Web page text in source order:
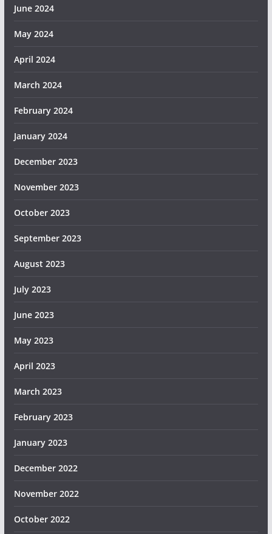
June 2024
May 2024
April 2024
March 2024
February 2024
January 2024
December 2023
November 2023
October 2023
September 2023
August 2023
July 2023
June 2023
May 2023
April 2023
March 2023
February 2023
January 2023
December 2022
November 2022
October 2022